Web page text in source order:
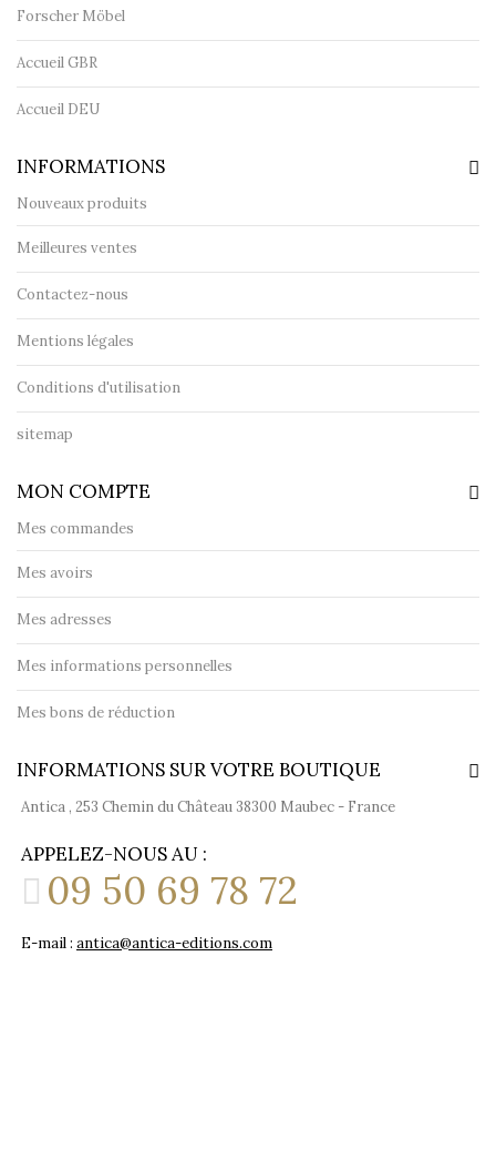
Forscher Möbel
Accueil GBR
Accueil DEU
INFORMATIONS
Nouveaux produits
Meilleures ventes
Contactez-nous
Mentions légales
Conditions d'utilisation
sitemap
MON COMPTE
Mes commandes
Mes avoirs
Mes adresses
Mes informations personnelles
Mes bons de réduction
INFORMATIONS SUR VOTRE BOUTIQUE
Antica , 253 Chemin du Château 38300 Maubec - France
APPELEZ-NOUS AU :
09 50 69 78 72
E-mail : antica@antica-editions.com